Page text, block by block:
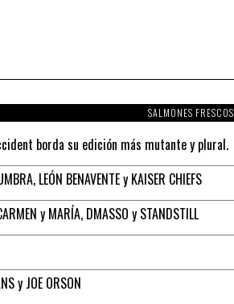
SALMONES FRESCOS
borda su edición más mutante y plural.
LEÓN BENAVENTE y KAISER CHIEFS
y MARÍA, DMASSO y STANDSTILL
y JOE ORSON